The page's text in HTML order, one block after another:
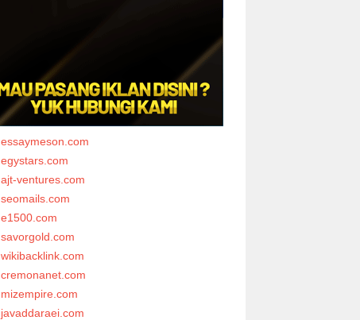
essaymeson.com
egystars.com
ajt-ventures.com
seomails.com
e1500.com
savorgold.com
wikibacklink.com
cremonanet.com
mizempire.com
javaddaraei.com